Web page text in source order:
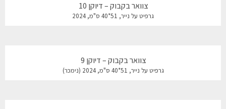
צוואר בקבוק – דיוקן 10
גרפיט על נייר, 51*40 ס"מ, 2024
צוואר בקבוק – דיוקן 9
גרפיט על נייר, 51*40 ס"מ, 2024 (נימכר)